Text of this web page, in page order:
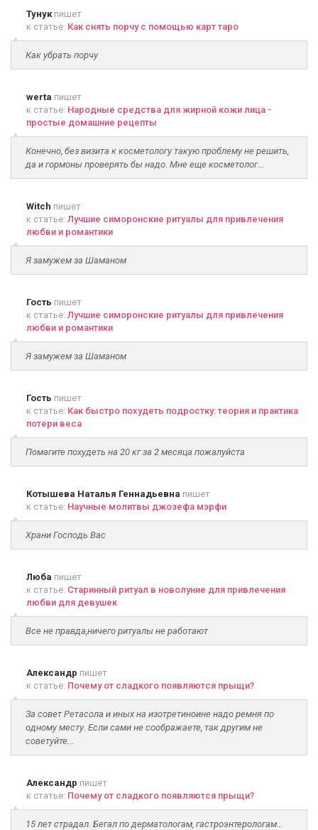
Тунукпишет
к статье: Как снять порчу с помощью карт таро
Как убрать порчу
werta пишет
к статье: Народные средства для жирной кожи лица -
простые домашние рецепты
Конечно, без визита к косметологу такую проблему не решить,
да и гормоны проверять бы надо. Мне еще косметолог...
Witch пишет
к статье: Лучшие симоронские ритуалы для привлечения
любви и романтики
Я замужем за Шаманом
Гость пишет
к статье: Лучшие симоронские ритуалы для привлечения
любви и романтики
Я замужем за Шаманом
Гость пишет
к статье: Как быстро похудеть подростку: теория и практика
потери веса
Помагите похудеть на 20 кг за 2 месяца пожалуйста
Котышева Наталья Геннадьевна пишет
к статье: Научные молитвы джозефа мэрфи
Храни Господь Вас
Люба пишет
к статье: Старинный ритуал в новолуние для привлечения
любви для девушек
Все не правда,ничего ритуалы не работают
Александр пишет
к статье: Почему от сладкого появляются прыщи?
За совет Ретасола и иных на изотретиноине надо ремня по
одному месту. Если сами не соображаете, так другим не
советуйте...
Александр пишет
к статье: Почему от сладкого появляются прыщи?
15 лет страдал. Бегал по дерматологам, гастроэнтерологам...